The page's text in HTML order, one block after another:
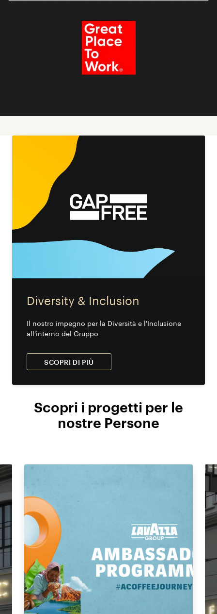
Diversity & Inclusion
Il nostro impegno per la Diversità e l'Inclusione
all'interno del Gruppo
SCOPRI DI PIÙ
Scopri i progetti per le
nostre Persone